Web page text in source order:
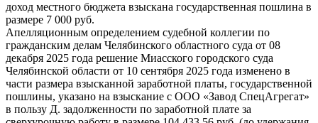
доход местного бюджета взыскана государственная пошлина в
размере 7 000 руб.
Апелляционным определением судебной коллегии по
гражданским делам Челябинского областного суда от 08
декабря 2025 года решение Миасского городского суда
Челябинской области от 10 сентября 2025 года изменено в
части размера взысканной заработной платы, государственной
пошлины, указано на взыскание с ООО «Завод СпецАгрегат»
в пользу Д. задолженности по заработной плате за